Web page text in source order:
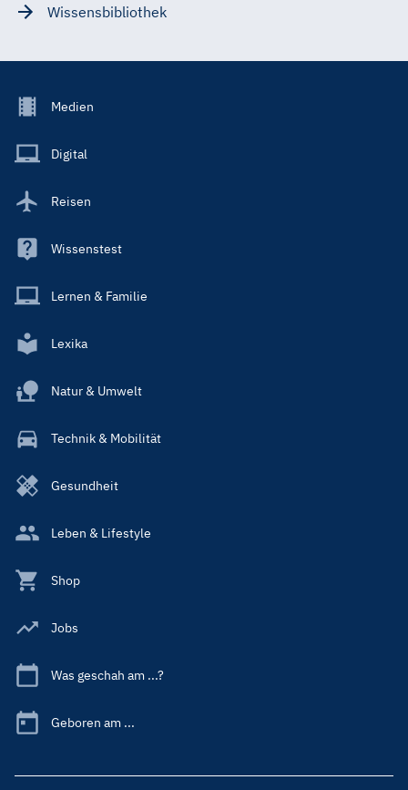
Wissensbibliothek
Footer
Main
Medien
Digital
Reisen
Wissenstest
Lernen & Familie
Lexika
Natur & Umwelt
Technik & Mobilität
Gesundheit
Leben & Lifestyle
Shop
Jobs
Was geschah am ...?
Geboren am ...